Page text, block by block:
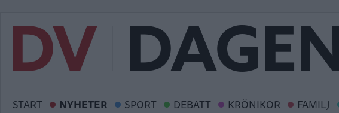
START NYHETER SPORT DEBATT KRÖNIKOR FAMILJ